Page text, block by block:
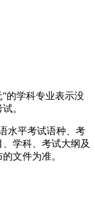
的学科专业表示没
。
水平考试语种、考
学科、考试大纲及
文件为准。